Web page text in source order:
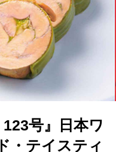
号』日本ワ
・テイスティ